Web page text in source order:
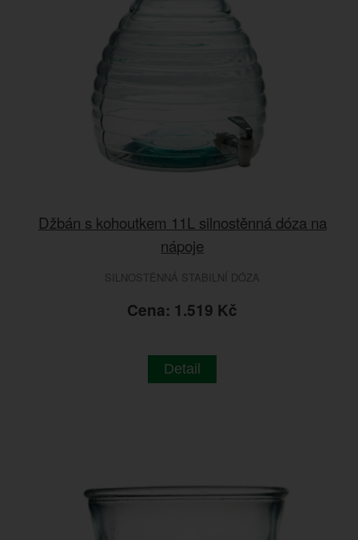
Džbán s kohoutkem 11L silnostěnná dóza na
nápoje
SILNOSTĚNNÁ STABILNÍ DÓZA
Cena: 1.519 Kč
Detail